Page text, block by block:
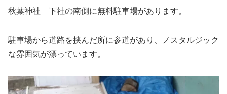
秋葉神社 下社の南側に無料駐車場があります。
駐車場から道路を挟んだ所に参道があり、ノスタルジック
な雰囲気が漂っています。